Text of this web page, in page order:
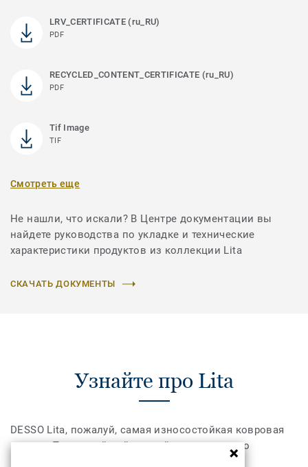
LRV_CERTIFICATE (ru_RU)
PDF
RECYCLED_CONTENT_CERTIFICATE (ru_RU)
PDF
Tif Image
TIF
Смотреть еще
Не нашли, что искали? В Центре документации вы
найдете руководства по укладке и технические
характеристики продуктов из коллекции Lita
СКАЧАТЬ ДОКУМЕНТЫ
Узнайте про Lita
DESSO Lita, пожалуй, самая износостойкая ковровая
плитка. Прошитый войлочный ворс идеально
подходит для интенсивного коммерческого